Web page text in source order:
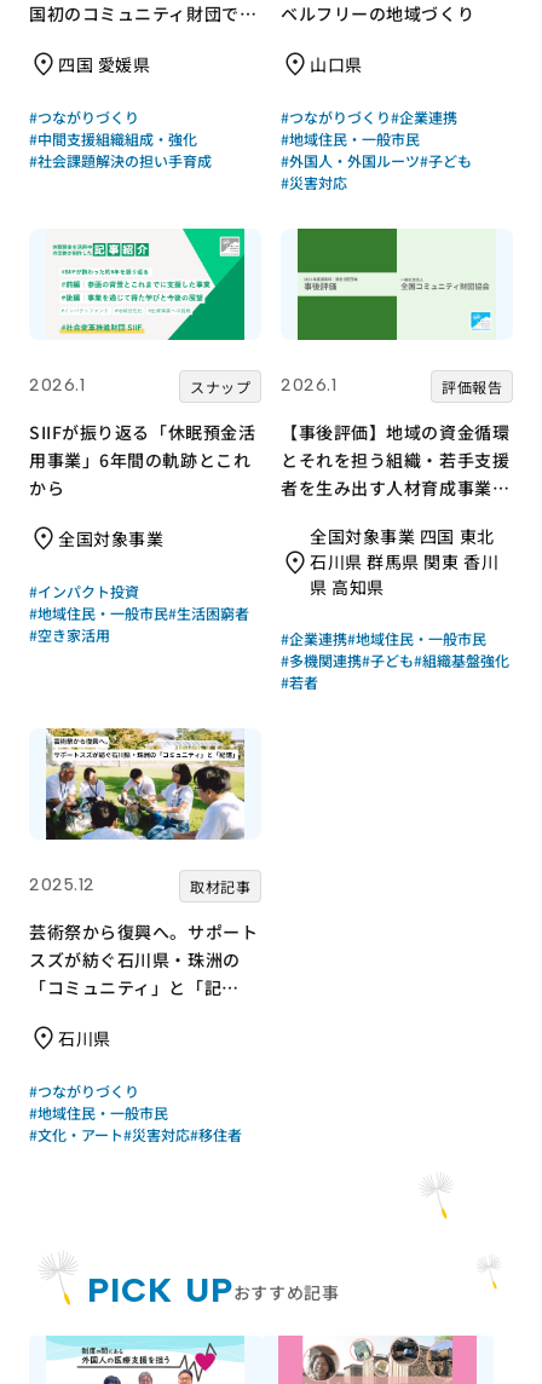
PICK UPおすすめ記事
国初のコミュニティ財団で挑
四国 愛媛県
#つながりづくり
#中間支援組織組成・強化
#社会課題解決の担い手育成
ベルフリーの地域づくり
山口県
#つながりづくり#企業連携
#地域住民・一般市民
#外国人・外国ルーツ#子ども
#災害対応
2026.1 スナップ
SIIFが振り返る「休眠預金活
用事業」6年間の軌跡とこれ
から
全国対象事業
#インパクト投資
#地域住民・一般市民#生活困窮者
#空き家活用
2026.1 評価報告
【事後評価】地域の資金循環
とそれを担う組織・若手支援
者を生み出す人材育成事業｜
［21年度通常枠］
全国対象事業 四国 東北
石川県 群馬県 関東 香川
県 高知県
#企業連携#地域住民・一般市民
#多機関連携#子ども#組織基盤強化
#若者
2025.12 取材記事
芸術祭から復興へ。サポート
スズが紡ぐ石川県・珠洲の
「コミュニティ」と「記
石川県
#つながりづくり
#地域住民・一般市民
#文化・アート#災害対応#移住者